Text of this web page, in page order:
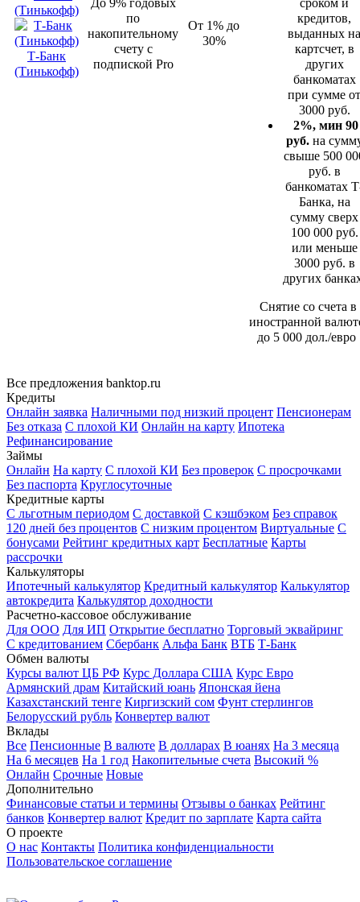
Т-Банк
(Тинькофф)
До 9% годовых
по
накопительному
счету с
подпиской Pro
От 1% до
30%
сроком и
кредитов,
выданных на
картсчет, в
других
банкоматах
при сумме от
3000 руб.
2%, мин 90
руб. на
свыше 500
руб. в
банкоматах
Банка, на
сумму сверх
100 000 руб.
или меньше
3000 руб. в
других
Снятие со счета в
иностранной
до 5 000 дол./евро
Все предложения banktop.ru
Кредиты
Онлайн заявка Наличными под низкий процент Пенсионерам
Без отказа С плохой КИ Онлайн на карту Ипотека
Рефинансирование
Займы
Онлайн На карту С плохой КИ Без проверок С просрочками
Без паспорта Круглосуточные
Кредитные карты
С льготным периодом С доставкой С кэшбэком Без справок
120 дней без процентов С низким процентом Виртуальные С
бонусами Рейтинг кредитных карт Бесплатные Карты
рассрочки
Калькуляторы
Ипотечный калькулятор Кредитный калькулятор Калькулятор
автокредита Калькулятор доходности
Расчетно-кассовое обслуживание
Для ООО Для ИП Открытие бесплатно Торговый эквайринг
С кредитованием Сбербанк Альфа Банк ВТБ Т-Банк
Обмен валюты
Курсы валют ЦБ РФ Курс Доллара США Курс Евро
Армянский драм Китайский юань Японская йена
Казахстанский тенге Киргизский сом Фунт стерлингов
Белорусский рубль Конвертер валют
Вклады
Все Пенсионные В валюте В долларах В юанях На 3 месяца
На 6 месяцев На 1 год Накопительные счета Высокий %
Онлайн Срочные Новые
Дополнительно
Финансовые статьи и термины Отзывы о банках Рейтинг
банков Конвертер валют Кредит по зарплате Карта сайта
О проекте
О нас Контакты Политика конфиденциальности
Пользовательское соглашение